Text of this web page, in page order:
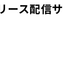
ース配信サ